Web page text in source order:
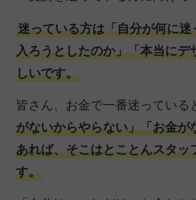
迷っている方は「自分が何に
入ろうとしたのか」「本当に
しいです。
皆さん、お金で一番迷っている
がないからやらない」「お金
あれば、そこはとことんスタ
す。